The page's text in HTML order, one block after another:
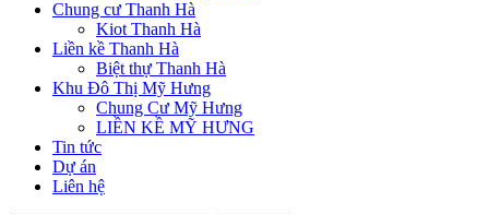
Chung cư Thanh Hà
Kiot Thanh Hà
Liền kề Thanh Hà
Biệt thự Thanh Hà
Khu Đô Thị Mỹ Hưng
Chung Cư Mỹ Hưng
LIỀN KỀ MỸ HƯNG
Tin tức
Dự án
Liên hệ